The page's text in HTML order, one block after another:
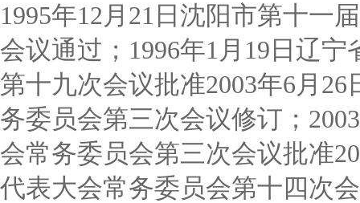
1995年12月21日沈阳市第十一
会议通过；1996年1月19日辽
第十九次会议批准2003年6月
务委员会第三次会议修订；
会常务委员会第三次会议批准
代表大会常务委员会第十四次